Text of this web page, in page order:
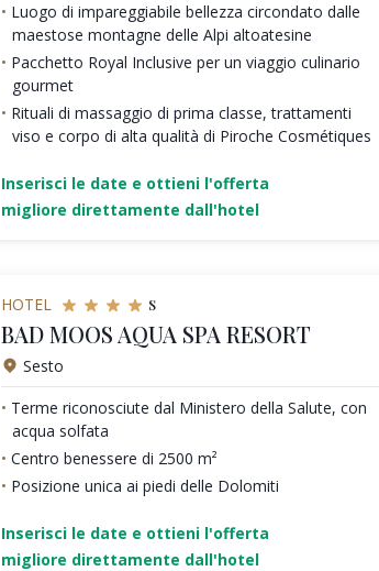
Luogo di impareggiabile bellezza circondato dalle
maestose montagne delle Alpi altoatesine
Pacchetto Royal Inclusive per un viaggio culinario
gourmet
Rituali di massaggio di prima classe, trattamenti
viso e corpo di alta qualità di Piroche Cosmétiques
Inserisci le date e ottieni l'offerta
migliore direttamente dall'hotel
HOTEL s
BAD MOOS AQUA SPA RESORT
Sesto
Terme riconosciute dal Ministero della Salute, con
acqua solfata
Centro benessere di 2500 m²
Posizione unica ai piedi delle Dolomiti
Inserisci le date e ottieni l'offerta
migliore direttamente dall'hotel